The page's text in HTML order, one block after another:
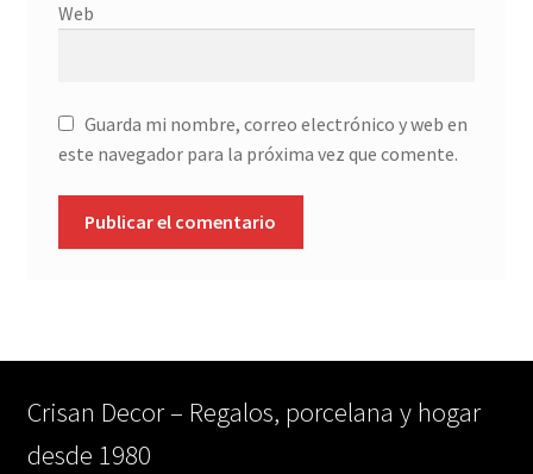
Web
Guarda mi nombre, correo electrónico y web en
este navegador para la próxima vez que comente.
Crisan Decor – Regalos, porcelana y hogar
desde 1980